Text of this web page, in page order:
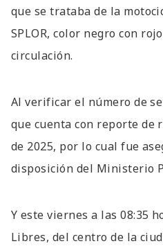
que se trataba de la
SPLOR, color negro con
circulación.
Al verificar el número de
que cuenta con reporte de
de 2025, por lo cual fue
disposición del Ministerio
Y este viernes a las 08:35
Libres, del centro de la